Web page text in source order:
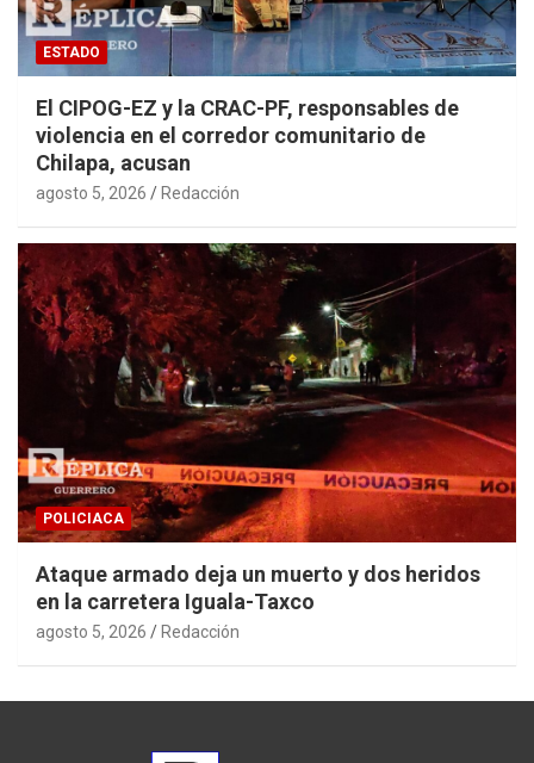
ESTADO
El CIPOG-EZ y la CRAC-PF, responsables de
violencia en el corredor comunitario de
Chilapa, acusan
agosto 5, 2026 Redacción
POLICIACA
Ataque armado deja un muerto y dos heridos
en la carretera Iguala-Taxco
agosto 5, 2026 Redacción